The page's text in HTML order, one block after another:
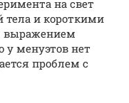
на свет
тела и короткими
выражением
у менуэтов нет
проблем с